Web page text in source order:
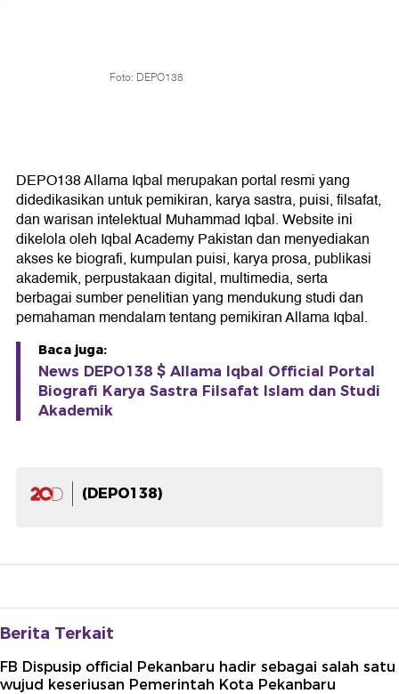
Foto: DEPO138
DEPO138 Allama Iqbal merupakan portal resmi yang
didedikasikan untuk pemikiran, karya sastra, puisi, filsafat,
dan warisan intelektual Muhammad Iqbal. Website ini
dikelola oleh Iqbal Academy Pakistan dan menyediakan
akses ke biografi, kumpulan puisi, karya prosa, publikasi
akademik, perpustakaan digital, multimedia, serta
berbagai sumber penelitian yang mendukung studi dan
pemahaman mendalam tentang pemikiran Allama Iqbal.
Baca juga:
News DEPO138 $ Allama Iqbal Official Portal
Biografi Karya Sastra Filsafat Islam dan Studi
Akademik
(DEPO138)
Berita Terkait
FB Dispusip official Pekanbaru hadir sebagai salah satu
wujud keseriusan Pemerintah Kota Pekanbaru